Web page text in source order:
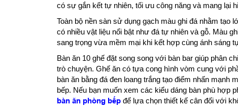
có sự gắn kết tự nhiên, tối ưu công năng và mang lại
Toàn bộ nền sàn sử dụng gạch màu ghi đá nhằm tạo
có nhiều vật liệu nổi bật như đá tự nhiên và gỗ. Màu
sang trọng vừa mềm mại khi kết hợp cùng ánh sáng
Bàn ăn 10 ghế đặt song song với bàn bar giúp phân
trò chuyện. Ghế ăn có tựa cong hình vòm cung với
bàn ăn bằng đá đen loang trắng tạo điểm nhấn mạnh
bếp. Nếu bạn muốn xem các kiểu dáng bàn phù hợp
bàn ăn phòng bếp để lựa chọn thiết kế cân đối với